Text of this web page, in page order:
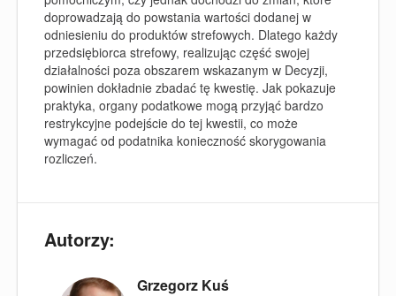
doprowadzają do powstania wartości dodanej w
odniesieniu do produktów strefowych. Dlatego każdy
przedsiębiorca strefowy, realizując część swojej
działalności poza obszarem wskazanym w Decyzji,
powinien dokładnie zbadać tę kwestię. Jak pokazuje
praktyka, organy podatkowe mogą przyjąć bardzo
restrykcyjne podejście do tej kwestii, co może
wymagać od podatnika konieczność skorygowania
rozliczeń.
Autorzy:
Grzegorz Kuś